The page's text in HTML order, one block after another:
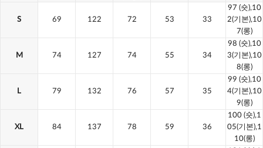
S 69 122 72 53 33
97 (숏),10
2(기본),10
7(롱)
M 74 127 74 55 34
98 (숏),10
3(기본),10
8(롱)
L 79 132 76 57 35
99 (숏),10
4(기본),10
9(롱)
XL 84 137 78 59 36
100 (숏),1
05(기본),1
10(롱)